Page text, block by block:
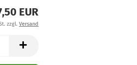
EUR
zzgl. Versand